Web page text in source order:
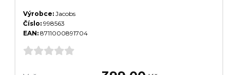
Výrobce: Jacobs
Číslo: 998563
EAN: 8711000891704